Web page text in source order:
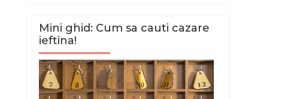
Mini ghid: Cum sa cauti cazare
ieftina!